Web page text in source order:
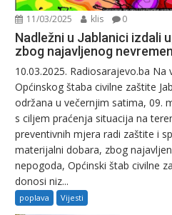
11/03/2025 klis 0
Nadležni u Jablanici izdali
zbog najavljenog
10.03.2025. Radiosarajevo.ba Na
Općinskog štaba civilne zaštite
održana u večernjim satima, 09.
s ciljem praćenja situacija na
preventivnih mjera radi zaštite i
materijalni dobara, zbog
nepogoda, Općinski štab civilne
donosi niz...
poplava Vijesti